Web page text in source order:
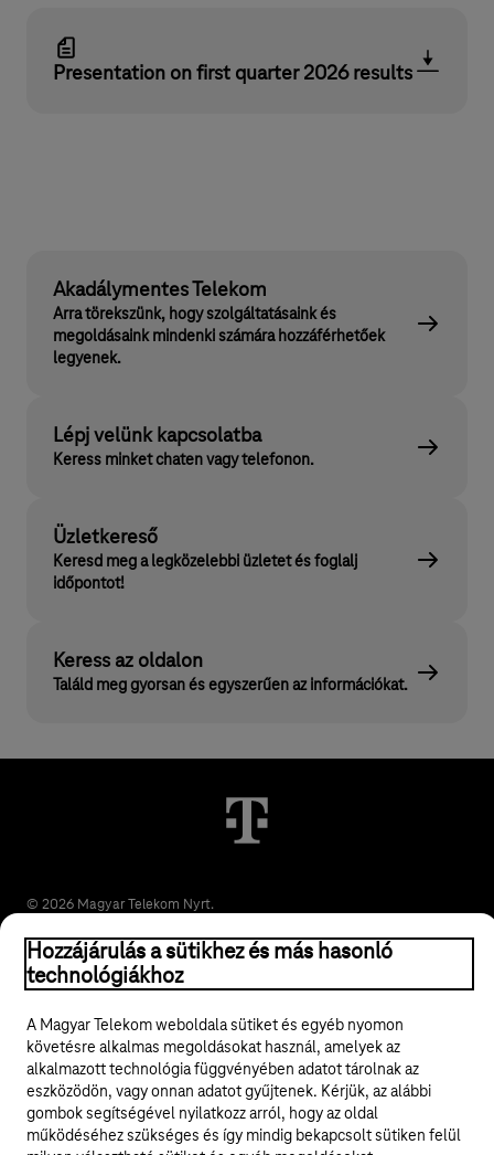
Presentation on first quarter 2026 results
Akadálymentes Telekom
Arra törekszünk, hogy szolgáltatásaink és
megoldásaink mindenki számára hozzáférhetőek
legyenek.
Lépj velünk kapcsolatba
Keress minket chaten vagy telefonon.
Üzletkereső
Keresd meg a legközelebbi üzletet és foglalj
időpontot!
Keress az oldalon
Találd meg gyorsan és egyszerűen az információkat.
© 2026 Magyar Telekom Nyrt.
Jogi tudnivalók
Adatvédelem
Felhívások
Hozzájárulás a sütikhez és más hasonló
technológiákhoz
A Magyar Telekom weboldala sütiket és egyéb nyomon
követésre alkalmas megoldásokat használ, amelyek az
alkalmazott technológia függvényében adatot tárolnak az
eszközödön, vagy onnan adatot gyűjtenek. Kérjük, az alábbi
gombok segítségével nyilatkozz arról, hogy az oldal
működéséhez szükséges és így mindig bekapcsolt sütiken felül